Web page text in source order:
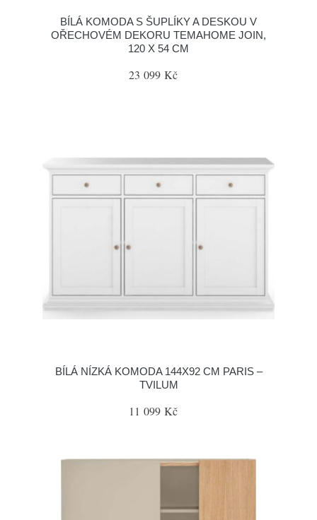
BÍLÁ KOMODA S ŠUPLÍKY A DESKOU V
OŘECHOVÉM DEKORU TEMAHOME JOIN,
120 X 54 CM
23 099 Kč
BÍLÁ NÍZKÁ KOMODA 144X92 CM PARIS –
TVILUM
11 099 Kč